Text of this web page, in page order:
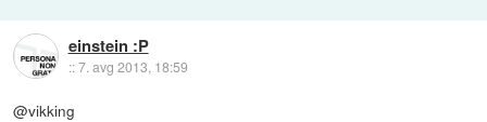
einstein :P
::7. avg 2013, 18:59
@vikking